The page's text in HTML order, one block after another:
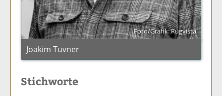
Foto/Grafik: Rugvista
Joakim Tuvner
Stichworte